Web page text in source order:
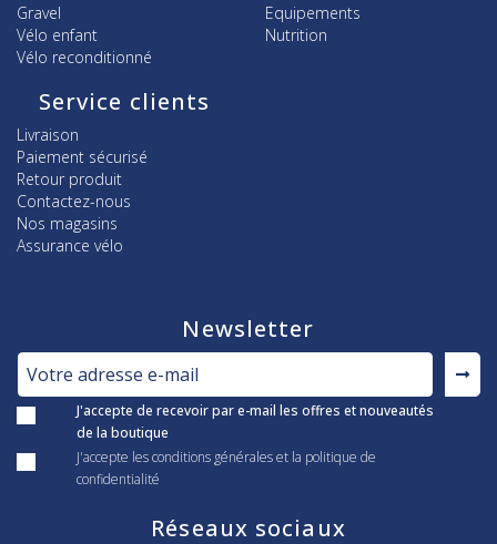
Gravel
Vélo enfant
Vélo reconditionné
Equipements
Nutrition
Service clients
Livraison
Paiement sécurisé
Retour produit
Contactez-nous
Nos magasins
Assurance vélo
Newsletter
J'accepte de recevoir par e-mail les offres et nouveautés
de la boutique
J'accepte les conditions générales et la politique de
confidentialité
Réseaux sociaux